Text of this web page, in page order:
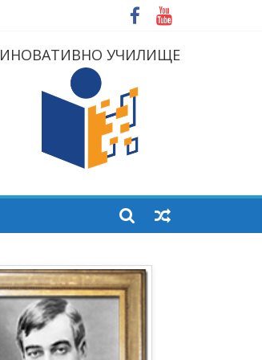
ИНОВАТИВНО УЧИЛИЩЕ